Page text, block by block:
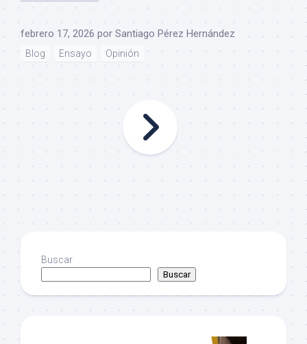
febrero 17, 2026 por Santiago Pérez Hernández
Blog Ensayo Opinión
Buscar
Buscar